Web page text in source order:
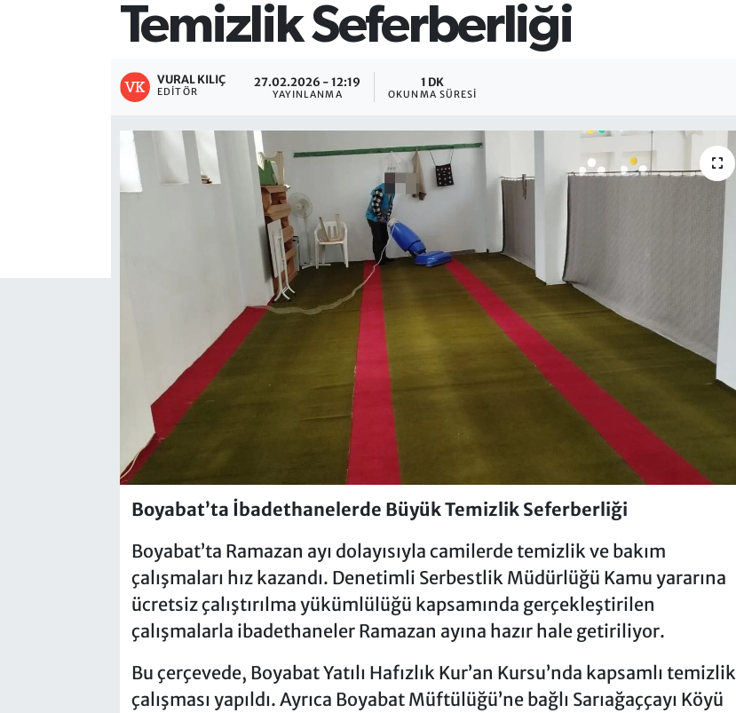
Temizlik Seferberliği
VURAL KILIÇ
EDITÖR
27.02.2026 - 12:19
YAYINLANMA
1 DK
OKUNMA SÜRESI
Boyabat’ta İbadethanelerde Büyük Temizlik Seferberliği
Boyabat’ta Ramazan ayı dolayısıyla camilerde temizlik ve bakım
çalışmaları hız kazandı. Denetimli Serbestlik Müdürlüğü Kamu yararına
ücretsiz çalıştırılma yükümlülüğü kapsamında gerçekleştirilen
çalışmalarla ibadethaneler Ramazan ayına hazır hale getiriliyor.
Bu çerçevede, Boyabat Yatılı Hafızlık Kur’an Kursu’nda kapsamlı temizlik
çalışması yapıldı. Ayrıca Boyabat Müftülüğü’ne bağlı Sarıağaççayı Köyü